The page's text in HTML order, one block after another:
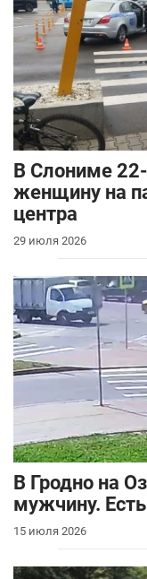
В Слониме 22-
женщину на
центра
29 июля 2026
В Гродно на
мужчину.
15 июля 2026